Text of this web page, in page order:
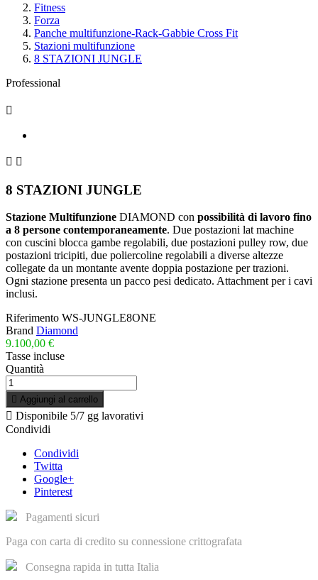
Fitness
Forza
Panche multifunzione-Rack-Gabbie Cross Fit
Stazioni multifunzione
8 STAZIONI JUNGLE
Professional

 
8 STAZIONI JUNGLE
Stazione Multifunzione DIAMOND con possibilità di lavoro fino
a 8 persone contemporaneamente. Due postazioni lat machine
con cuscini blocca gambe regolabili, due postazioni pulley row, due
postazioni tricipiti, due poliercoline regolabili a diverse altezze
collegate da un montante avente doppia postazione per trazioni.
Ogni stazione presenta un pacco pesi dedicato. Attachment per i cavi
inclusi.
Riferimento WS-JUNGLE8ONE
Brand Diamond
9.100,00 €
Tasse incluse
Quantità
 Aggiungi al carrello
 Disponibile 5/7 gg lavorativi
Condividi
Condividi
Twitta
Google+
Pinterest
Pagamenti sicuri
Paga con carta di credito su connessione crittografata
Consegna rapida in tutta Italia